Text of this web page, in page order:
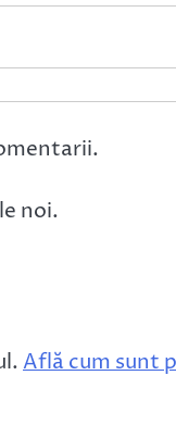
noi.
Află cum sunt